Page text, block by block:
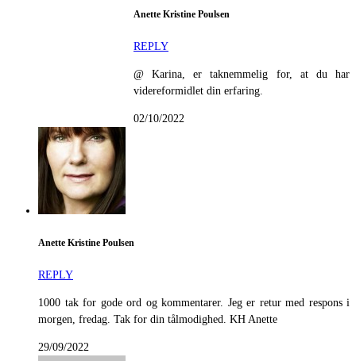
Anette Kristine Poulsen
REPLY
@ Karina, er taknemmelig for, at du har
videreformidlet din erfaring.
02/10/2022
Anette Kristine Poulsen
REPLY
1000 tak for gode ord og kommentarer. Jeg er retur med respons i
morgen, fredag. Tak for din tålmodighed. KH Anette
29/09/2022